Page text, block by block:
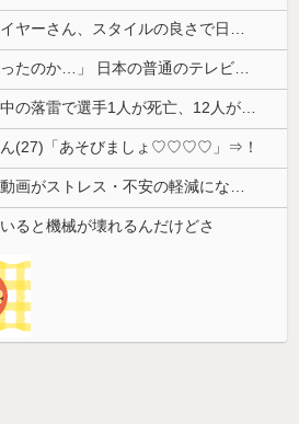
【画像】海外女コスプレイヤーさん、スタイルの良さで日本人を圧倒してしまう 【Pickup06072001】
海外「全部日本の真似だったのか…」 日本の普通のテレビ番組が最新SNSの数十年先を行っていたと話題に
【動画】サッカーの試合中の落雷で選手1人が死亡、12人が負傷した事故。
ん(27)「あそびましょ♡♡♡♡」⇒！
【朗報】かわいい動物の動画がストレス・不安の軽減になる可能性。英大学の研究で実証
ると機械が壊れるんだけどさ